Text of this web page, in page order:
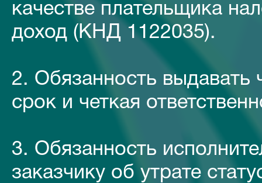
качестве плательщика
доход (КНД 1122035).
2. Обязанность выдавать
срок и четкая
3. Обязанность
заказчику об утрате